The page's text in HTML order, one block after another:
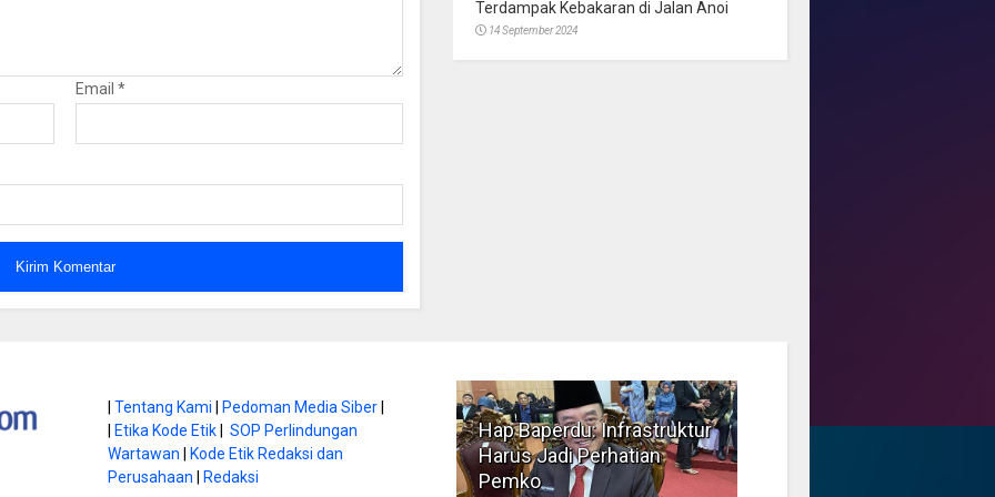
Email *
Terdampak Kebakaran di Jalan Anoi
14 September 2024
|Tentang Kami |Pedoman Media Siber|
|Etika Kode Etik|SOP Perlindungan
Wartawan |Kode Etik Redaksi dan
Perusahaan |Redaksi
di Gunung
Ini
Literasi Jadi Bekal Utama
Siswa di Era Digital
Hap Baperdu: Infrastruktur
Harus Jadi Perhatian
Pemko
Musim Kemarau, DPRD